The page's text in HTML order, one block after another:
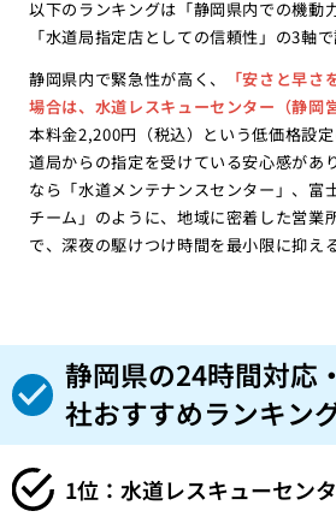
以下のランキングは「静岡県内での機動
「水道局指定店としての信頼性」の3軸
静岡県内で緊急性が高く、
「安さと早さ
場合は、水道レスキューセンター（静岡
本料金2,200円（税込）という低価格設
道局からの指定を受けている安心感があ
なら「水道メンテナンスセンター」、富
チーム」のように、地域に密着した営業
で、深夜の駆けつけ時間を最小限に抑え
静岡県の24時間対応
社おすすめランキン
1位：水道レスキューセン